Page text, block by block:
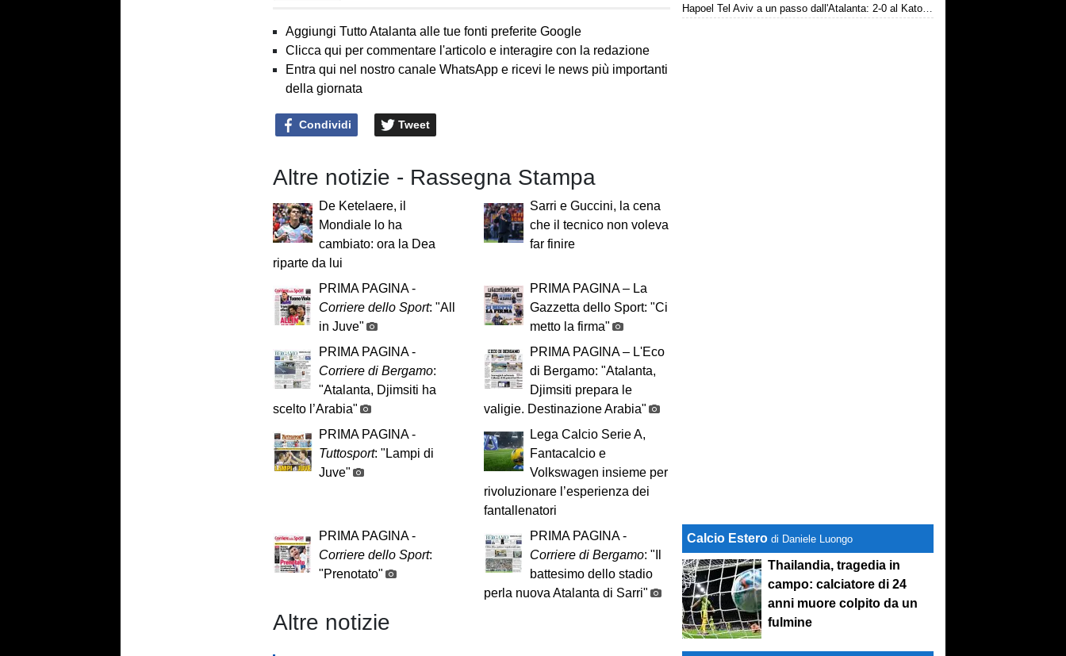
Aggiungi Tutto Atalanta alle tue fonti preferite Google
Clicca qui per commentare l'articolo e interagire con la redazione
Entra qui nel nostro canale WhatsApp e ricevi le news più importanti
della giornata
Condividi Tweet
Altre notizie - Rassegna Stampa
De Ketelaere, il
Mondiale lo ha
cambiato: ora la Dea
riparte da lui
Sarri e Guccini, la cena
che il tecnico non voleva
far finire
PRIMA PAGINA -
Corriere dello Sport: "All
in Juve"
PRIMA PAGINA – La
Gazzetta dello Sport: "Ci
metto la firma"
PRIMA PAGINA -
Corriere di Bergamo:
"Atalanta, Djimsiti ha
scelto l’Arabia"
PRIMA PAGINA – L'Eco
di Bergamo: "Atalanta,
Djimsiti prepara le
valigie. Destinazione Arabia"
PRIMA PAGINA -
Tuttosport: "Lampi di
Juve"
Lega Calcio Serie A,
Fantacalcio e
Volkswagen insieme per
rivoluzionare l’esperienza dei
fantallenatori
PRIMA PAGINA -
Corriere dello Sport:
"Prenotato"
PRIMA PAGINA -
Corriere di Bergamo: "Il
battesimo dello stadio
perla nuova Atalanta di Sarri"
Altre notizie
Hapoel Tel Aviv a un passo dall'Atalanta: 2-0 al Katowice
Calcio Estero di Daniele Luongo
Thailandia, tragedia in
campo: calciatore di 24
anni muore colpito da un
fulmine